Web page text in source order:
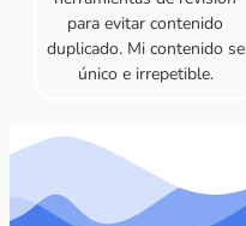
para evitar contenido
duplicado. Mi contenido se
único e irrepetible.